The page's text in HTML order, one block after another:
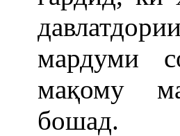
мардуми
мақому
бошад.